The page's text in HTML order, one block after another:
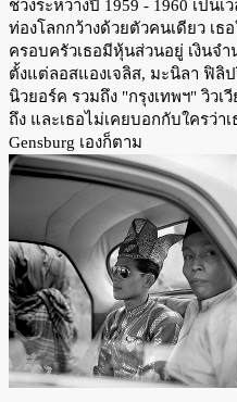
ช่วงระหว่างปี 1959 - 1960 เป็น
ท่องโลกกว้างด้วยตัวคนเดียว เธ
ครอบครัวเธอมีหุ้นส่วนอยู่ เงินจ
ตั้งแต่ลอสแองเจลิส, มะนิลา ฟิลิ
นิวยอร์ค รวมถึง "กรุงเทพฯ" วิวเ
ถึง และเธอไม่เคยบอกกับใครว่
Gensburg เองก็ตาม